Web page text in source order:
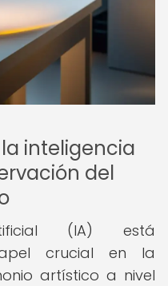
inteligencia
del
(IA) está
crucial en la
artístico a nivel